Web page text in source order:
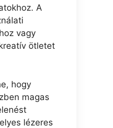
A
vagy
ötletet
hogy
magas
lézeres